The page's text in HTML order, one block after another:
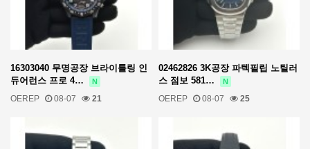
16303040 무명공장 브라이틀링 인
듀어런스 프로 4…
N
OEREP 08-07 21
02462826 3K공장 파텍필립 노틸러
스 점보 581…
N
OEREP 08-07 25